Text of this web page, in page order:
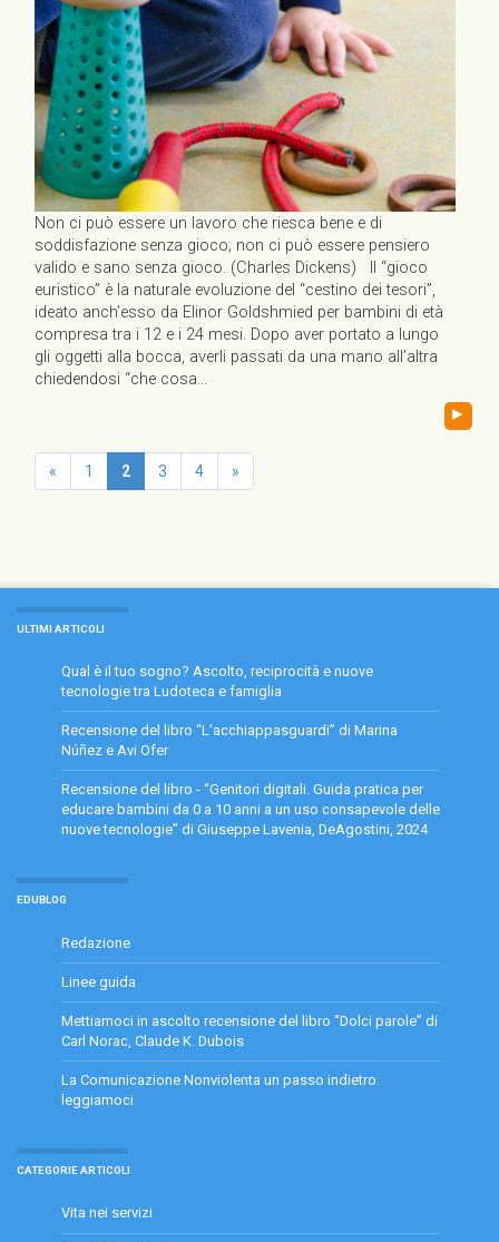
Non ci può essere un lavoro che riesca bene e di
soddisfazione senza gioco; non ci può essere pensiero
valido e sano senza gioco. (Charles Dickens) Il “gioco
euristico” è la naturale evoluzione del “cestino dei tesori”,
ideato anch’esso da Elinor Goldshmied per bambini di età
compresa tra i 12 e i 24 mesi. Dopo aver portato a lungo
gli oggetti alla bocca, averli passati da una mano all’altra
chiedendosi “che cosa...
▸
« 1 2 3 4 »
ULTIMI ARTICOLI
Qual è il tuo sogno? Ascolto, reciprocità e nuove
tecnologie tra Ludoteca e famiglia
Recensione del libro “L’acchiappasguardi” di Marina
Núñez e Avi Ofer
Recensione del libro - “Genitori digitali. Guida pratica per
educare bambini da 0 a 10 anni a un uso consapevole delle
nuove tecnologie” di Giuseppe Lavenia, DeAgostini, 2024
EDUBLOG
Redazione
Linee guida
Mettiamoci in ascolto recensione del libro “Dolci parole” di
Carl Norac, Claude K. Dubois
La Comunicazione Nonviolenta un passo indietro:
leggiamoci
CATEGORIE ARTICOLI
Vita nei servizi